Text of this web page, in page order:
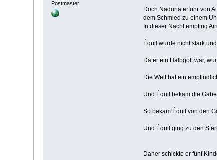
Postmaster
Doch Naduria erfuhr von
dem Schmied zu
In dieser Nacht
Équil wurde nicht
Da er ein Halbgott
Die Welt hat ein
Und Équil bekam die
So bekam Équil
Und Équil ging zu den
Daher schickte er fünf